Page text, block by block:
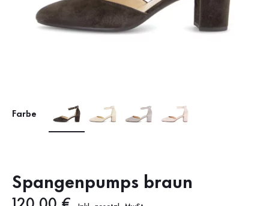
Farbe
Spangenpumps braun